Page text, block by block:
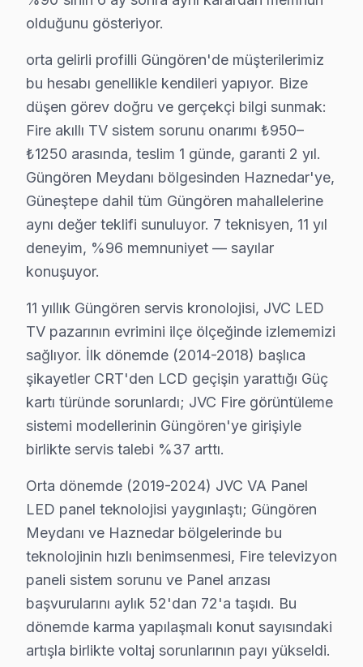
• Güngören servisimizde uydu/kablo alıcısı bağlantısı
JVC televizyon ünitesi'nizin ilk açılışından itibaren
Güngören JVC TV Temizlik ve Bakım –
Televizyon arızalarının büyük kısmı ihmal edilen
Bakım işlemlerimiz:
• Güngören'de toz ve ısı yönetimi optimizasyonu
• Güç kartı kondansatör ön kontrolü — Güngören
• Güngören'de ekran pikseli ve renk kalibrasyonu
• Ses sistemi ve hoparlör temizliği — Güngören
• Güngören'de bağlantı portları ve konektör bakımı
Yılda en az bir kez profesyonel bakım, JVC akıllı
Güngören'da JVC TV Yerinde Onarım –
Güngören'da JVC televizyonunuz arızalandığında
Yerinde düzeltme sürecimiz — Güngören:
• Güngören'de aynı gün servis randevusu
• Güngören'de taşıma masrafı ve riski yok
• Güngören'de arıza anında teşhis ve müdahale
• Güngören servisimizde orijinal yedek parça ile
• Güngören'de 2 yıl işçilik garantisi
JVC görüntüleme sistemi ürünleriniz için
JVC Parça Kalitesi – Güngören Servisimizde
olduğunu gösteriyor.
orta gelirli profilli Güngören'de müşterilerimiz
bu hesabı genellikle kendileri yapıyor. Bize
düşen görev doğru ve gerçekçi bilgi sunmak:
Fire akıllı TV sistem sorunu onarımı ₺950–
₺1250 arasında, teslim 1 günde, garanti 2 yıl.
Güngören Meydanı bölgesinden Haznedar'ye,
Güneştepe dahil tüm Güngören mahallelerine
aynı değer teklifi sunuluyor. 7 teknisyen, 11 yıl
deneyim, %96 memnuniyet — sayılar
konuşuyor.
11 yıllık Güngören servis kronolojisi, JVC LED
TV pazarının evrimini ilçe ölçeğinde izlememizi
sağlıyor. İlk dönemde (2014-2018) başlıca
şikayetler CRT'den LCD geçişin yarattığı Güç
kartı türünde sorunlardı; JVC Fire görüntüleme
sistemi modellerinin Güngören'ye girişiyle
birlikte servis talebi %37 arttı.
Orta dönemde (2019-2024) JVC VA Panel
LED panel teknolojisi yaygınlaştı; Güngören
Meydanı ve Haznedar bölgelerinde bu
teknolojinin hızlı benimsenmesi, Fire televizyon
paneli sistem sorunu ve Panel arızası
başvurularını aylık 52'dan 72'a taşıdı. Bu
dönemde karma yapılaşmalı konut sayısındaki
artışla birlikte voltaj sorunlarının payı yükseldi.